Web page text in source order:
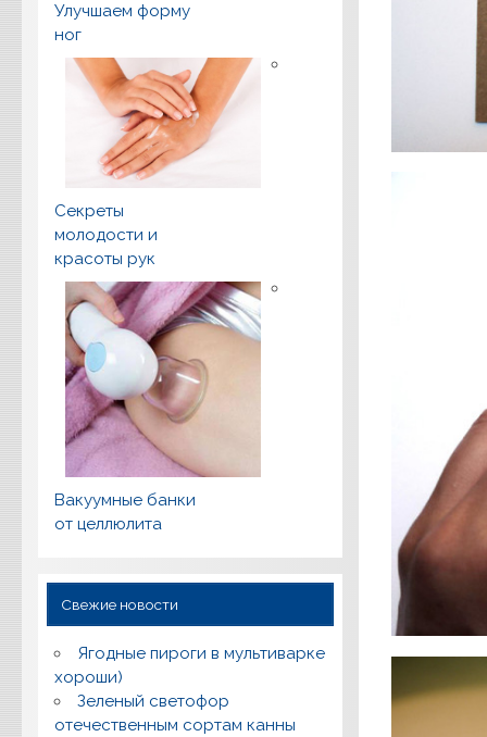
Улучшаем форму
ног
Секреты
молодости и
красоты рук
Вакуумные банки
от целлюлита
Свежие новости
Ягодные пироги в мультиварке
хороши)
Зеленый светофор
отечественным сортам канны